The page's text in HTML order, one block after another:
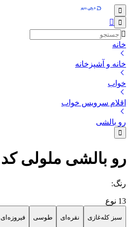
خانه
خانه و آشپزخانه
خواب
اقلام سرویس خواب
رو بالشی
رو بالشی ملولی کد 01
رنگ:
13 نوع
سبز کله‌غازی نقره‌ای طوسی فیروزه‌ای